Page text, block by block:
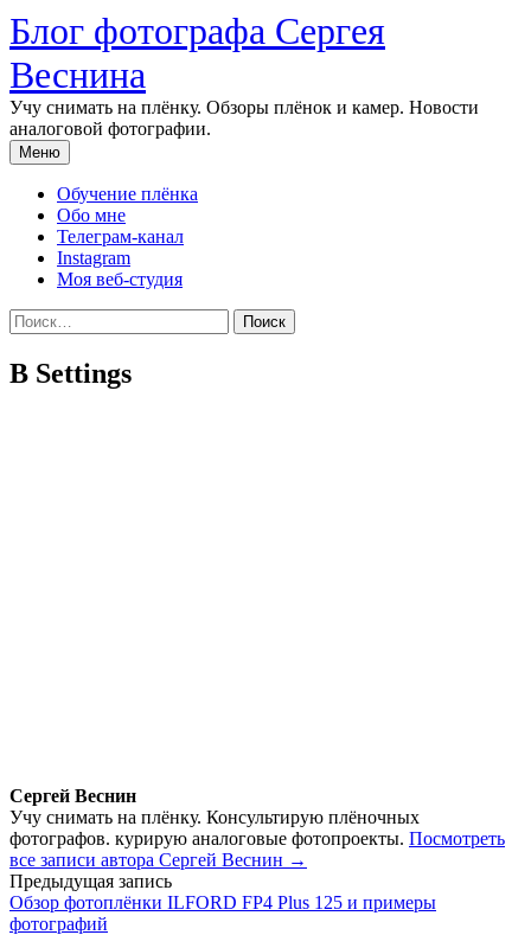
Перейти
к
содержимому
Блог фотографа Сергея
Веснина
Учу снимать на плёнку. Обзоры плёнок и камер. Новости
аналоговой фотографии.
Меню
Обучение плёнка
Обо мне
Телеграм-канал
Instagram
Моя веб-студия
Найти:
B Settings
Сергей Веснин
Учу снимать на плёнку. Консультирую плёночных
фотографов. курирую аналоговые фотопроекты. Посмотреть
все записи автора Сергей Веснин →
Навигация
по
Предыдущая запись
Обзор фотоплёнки ILFORD FP4 Plus 125 и примеры
фотографий